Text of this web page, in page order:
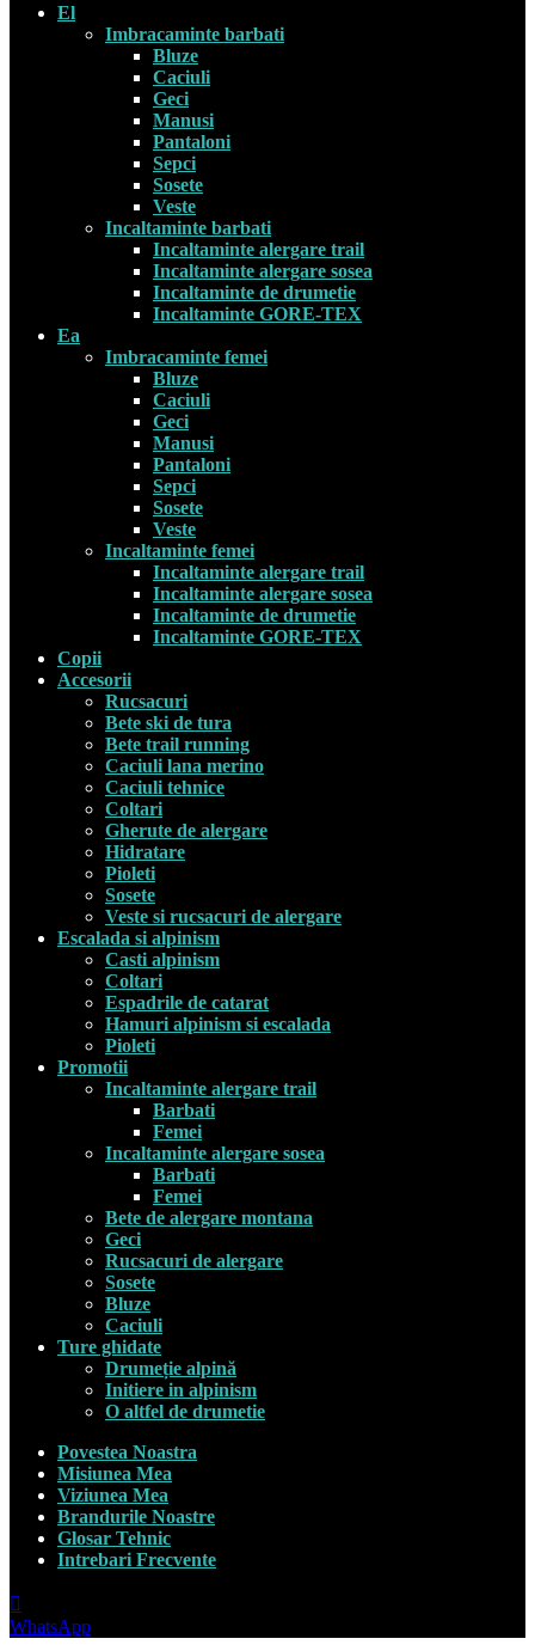
El
Imbracaminte barbati
Bluze
Caciuli
Geci
Manusi
Pantaloni
Sepci
Sosete
Veste
Incaltaminte barbati
Incaltaminte alergare trail
Incaltaminte alergare sosea
Incaltaminte de drumetie
Incaltaminte GORE-TEX
Ea
Imbracaminte femei
Bluze
Caciuli
Geci
Manusi
Pantaloni
Sepci
Sosete
Veste
Incaltaminte femei
Incaltaminte alergare trail
Incaltaminte alergare sosea
Incaltaminte de drumetie
Incaltaminte GORE-TEX
Copii
Accesorii
Rucsacuri
Bete ski de tura
Bete trail running
Caciuli lana merino
Caciuli tehnice
Coltari
Gherute de alergare
Hidratare
Pioleti
Sosete
Veste si rucsacuri de alergare
Escalada si alpinism
Casti alpinism
Coltari
Espadrile de catarat
Hamuri alpinism si escalada
Pioleti
Promotii
Incaltaminte alergare trail
Barbati
Femei
Incaltaminte alergare sosea
Barbati
Femei
Bete de alergare montana
Geci
Rucsacuri de alergare
Sosete
Bluze
Caciuli
Ture ghidate
Drumeție alpină
Initiere in alpinism
O altfel de drumetie
Povestea Noastra
Misiunea Mea
Viziunea Mea
Brandurile Noastre
Glosar Tehnic
Intrebari Frecvente
WhatsApp